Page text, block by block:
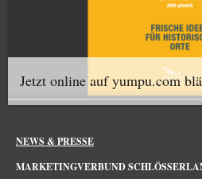
Jetzt online auf yumpu.com
NEWS & PRESSE
MARKETINGVERBUND